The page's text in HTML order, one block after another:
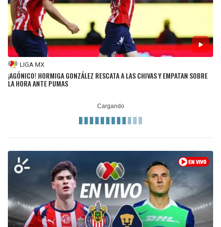
LIGA MX
¡AGÓNICO! HORMIGA GONZÁLEZ RESCATA A LAS CHIVAS Y EMPATAN SOBRE
LA HORA ANTE PUMAS